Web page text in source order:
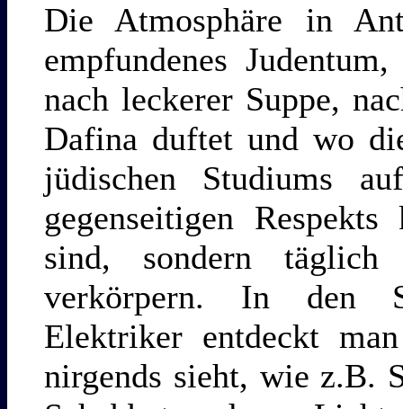
Die Atmosphäre in
empfundenes
nach leckerer Suppe,
Dafina duftet und wo
jüdischen Studiums
gegenseitigen
sind, sondern täglich
verkörpern. In den
Elektriker entdeckt
nirgends sieht, wie z.B.